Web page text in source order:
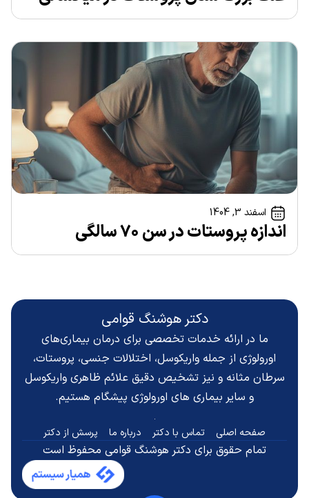
اسفند 3, 1404
اندازه پروستات در سن ۷۰ سالگی
دکتر هوشنگ قوامی
ما در ارائه خدمات تخصصی برای درمان بیماری‌های
اورولوژی از جمله واریکوسل، اختلالات جنسی، پروستات،
سرطان مثانه و نیز تشخیص دقیقعلائم ظاهری واریکوسل
و سایر بیماری های اورولوژی پیشگام هستیم.
صفحه اصلی تماس با دکتر درباره ما پرسش از دکتر
تمام حقوق برای دکتر هوشنگ قوامی محفوظ است